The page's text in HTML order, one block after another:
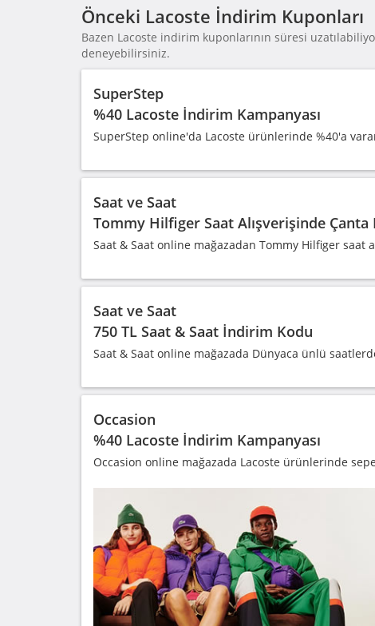
Önceki Lacoste İndirim Kuponları
Bazen Lacoste indirim kuponlarının süresi
deneyebilirsiniz.
SuperStep
%40 Lacoste İndirim Kampanyası
SuperStep online'da Lacoste ürünlerinde %40'a
Saat ve Saat
Tommy Hilfiger Saat Alışverişinde Çanta
Saat & Saat online mağazadan Tommy Hilfiger saat
Saat ve Saat
750 TL Saat & Saat İndirim Kodu
Saat & Saat online mağazada Dünyaca ünlü
Occasion
%40 Lacoste İndirim Kampanyası
Occasion online mağazada Lacoste ürünlerinde